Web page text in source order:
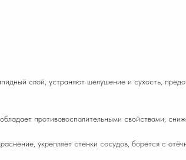
слой, устраняют шелушение и сухость,
противовоспалительными свойствами,
укрепляет стенки сосудов, борется с